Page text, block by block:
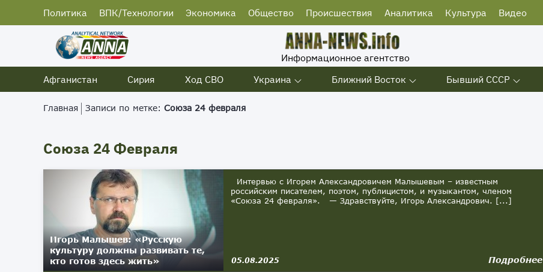
Политика ВПК/Технологии Экономика Общество Происшествия Аналитика Культура Видео
Информационное агентство
Афганистан
Сирия Ход СВО Украина Ближний Восток Бывший СССР
Главная Записи по метке: Союза 24 февраля
Союза 24 Февраля
Игорь Малышев: «Русскую
культуру должны развивать те,
кто готов здесь жить»
Интервью с Игорем Александровичем Малышевым – известным
российским писателем, поэтом, публицистом, и музыкантом, членом
«Союза 24 февраля». — Здравствуйте, Игорь Александрович. [...]
05.08.2025 Подробнее